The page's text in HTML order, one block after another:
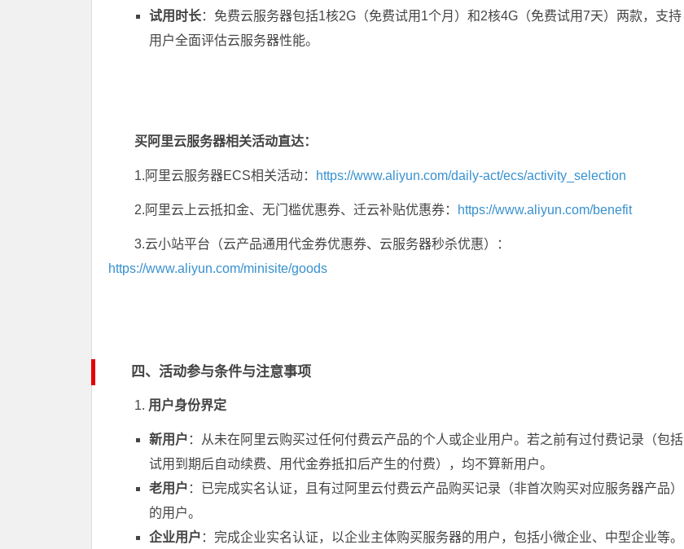
试用时长：免费云服务器包括1核2G（免费试用1个月）和2核4G（免费试用7天）两款，支持
用户全面评估云服务器性能。
买阿里云服务器相关活动直达：
1.阿里云服务器ECS相关活动： https://www.aliyun.com/daily-act/ecs/activity_selection
2.阿里云上云抵扣金、无门槛优惠券、迁云补贴优惠券： https://www.aliyun.com/benefit
3.云小站平台（云产品通用代金券优惠券、云服务器秒杀优惠）：
https://www.aliyun.com/minisite/goods
四、活动参与条件与注意事项
1. 用户身份界定
新用户 ：从未在阿里云购买过任何付费云产品的个人或企业用户。若之前有过付费记录（包括
试用到期后自动续费、用代金券抵扣后产生的付费），均不算新用户。
老用户 ：已完成实名认证，且有过阿里云付费云产品购买记录（非首次购买对应服务器产品）
的用户。
企业用户 ：完成企业实名认证，以企业主体购买服务器的用户，包括小微企业、中型企业等。